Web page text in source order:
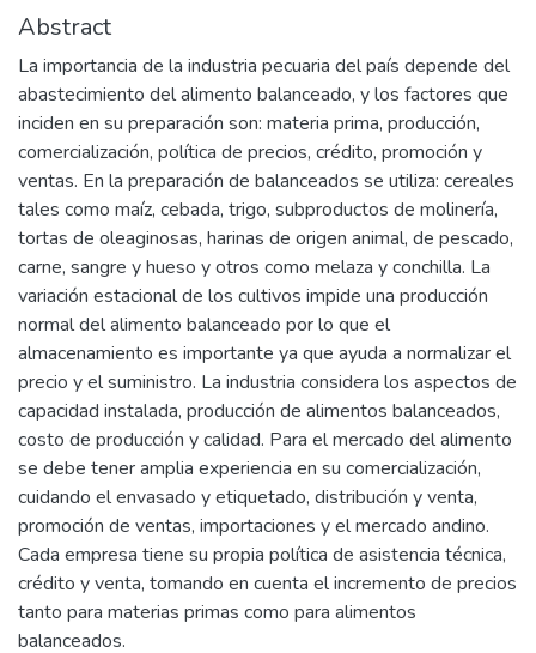
Abstract
La importancia de la industria pecuaria del país depende del
abastecimiento del alimento balanceado, y los factores que
inciden en su preparación son: materia prima, producción,
comercialización, política de precios, crédito, promoción y
ventas. En la preparación de balanceados se utiliza: cereales
tales como maíz, cebada, trigo, subproductos de molinería,
tortas de oleaginosas, harinas de origen animal, de pescado,
carne, sangre y hueso y otros como melaza y conchilla. La
variación estacional de los cultivos impide una producción
normal del alimento balanceado por lo que el
almacenamiento es importante ya que ayuda a normalizar el
precio y el suministro. La industria considera los aspectos de
capacidad instalada, producción de alimentos balanceados,
costo de producción y calidad. Para el mercado del alimento
se debe tener amplia experiencia en su comercialización,
cuidando el envasado y etiquetado, distribución y venta,
promoción de ventas, importaciones y el mercado andino.
Cada empresa tiene su propia política de asistencia técnica,
crédito y venta, tomando en cuenta el incremento de precios
tanto para materias primas como para alimentos
balanceados.